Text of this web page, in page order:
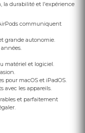
la durabilité et l'expérience
communiquent
grande autonomie.
matériel et logiciel.
pour macOS et iPadOS.
avec les appareils.
et parfaitement